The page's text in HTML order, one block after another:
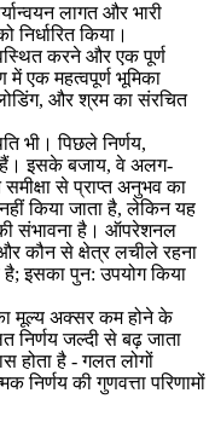
लागत और भारी
निर्धारित किया।
करने और एक पूर्ण
में एक महत्वपूर्ण भूमिका
और श्रम का संरचित
भी। पिछले निर्णय,
हैं। इसके बजाय, वे अलग-
से प्राप्त अनुभव का
किया जाता है, लेकिन यह
संभावना है। ऑपरेशनल
कौन से क्षेत्र लचीले रहना
है; इसका पुन: उपयोग किया
मूल्य अक्सर कम होने के
निर्णय जल्दी से बढ़ जाता
होता है - गलत लोगों
की गुणवत्ता परिणामों